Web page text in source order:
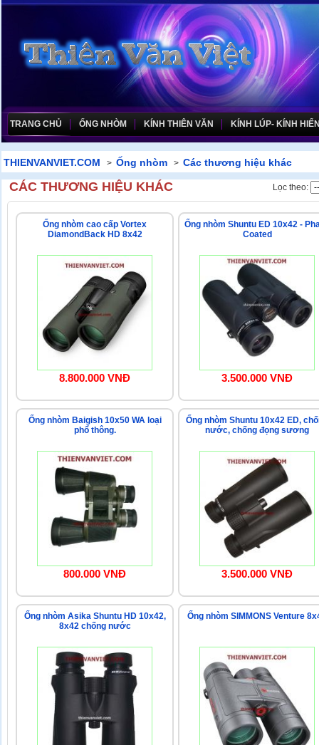
TRANG CHỦ ỐNG NHÒM KÍNH THIÊN VĂN KÍNH LÚP- KÍNH
THIENVANVIET.COM > Ống nhòm > Các thương hiệu khác
CÁC THƯƠNG HIỆU KHÁC Lọc theo:
Ống nhòm cao cấp Vortex
DiamondBack HD 8x42
8.800.000 VNĐ
Ống nhòm Shuntu ED 10x42 -
Coated
3.500.000 VNĐ
Ống nhòm Baigish 10x50 WA loại
phổ thông.
800.000 VNĐ
Ống nhòm Shuntu 10x42 ED,
nước, chống đọng sương
3.500.000 VNĐ
Ống nhòm Asika Shuntu HD 10x42,
8x42 chống nước
Ống nhòm SIMMONS Venture